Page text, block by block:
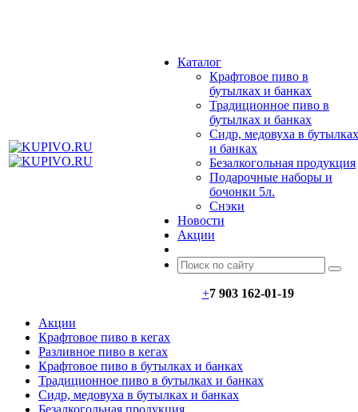
Каталог
Крафтовое пиво в
бутылках и банках
Традиционное пиво в
бутылках и банках
Сидр, медовуха в бутылках
и банках
Безалкогольная продукция
Подарочные наборы и
бочонки 5л.
Снэки
Новости
Акции
+7 903 162-01-19
Акции
Крафтовое пиво в кегах
Разливное пиво в кегах
Крафтовое пиво в бутылках и банках
Традиционное пиво в бутылках и банках
Сидр, медовуха в бутылках и банках
Безалкогольная продукция